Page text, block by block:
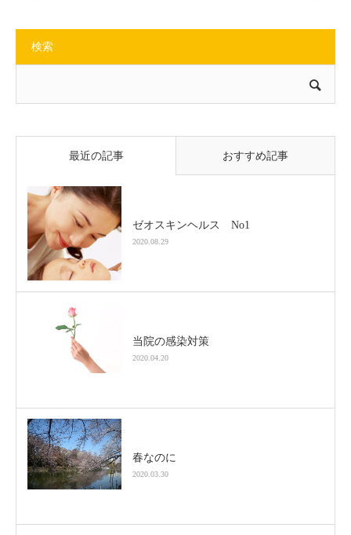
検索
最近の記事 おすすめ記事
ゼオスキンヘルス No1
2020.08.29
当院の感染対策
2020.04.20
春なのに
2020.03.30